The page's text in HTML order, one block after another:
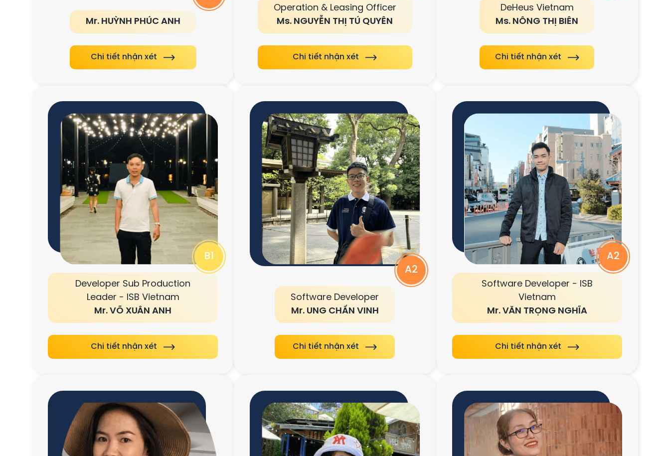
Mr. HUỲNH PHÚC ANH
Chi tiết nhận xét
Operation & Leasing Officer
Ms. NGUYỄN THỊ TÚ QUYÊN
Chi tiết nhận xét
DeHeus Vietnam
Ms. NÔNG THỊ BIÊN
Chi tiết nhận xét
B1
Developer Sub Production
Leader - ISB Vietnam
Mr. VÕ XUÂN ANH
Chi tiết nhận xét
A2
Software Developer
Mr. UNG CHẤN VINH
Chi tiết nhận xét
A2
Software Developer - ISB
Vietnam
Mr. VĂN TRỌNG NGHĨA
Chi tiết nhận xét